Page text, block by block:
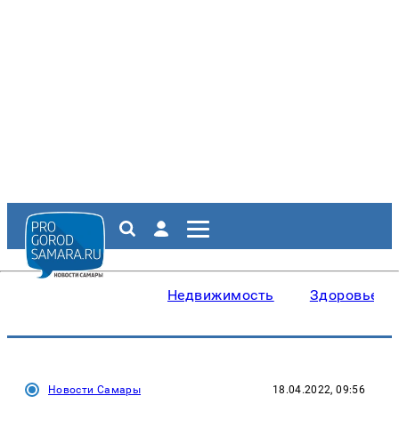
Недвижимость Здоровье
Новости Самары 18.04.2022, 09:56